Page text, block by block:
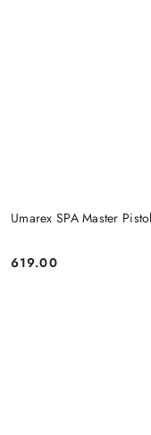
Umarex SPA Master
Cena:
619.00